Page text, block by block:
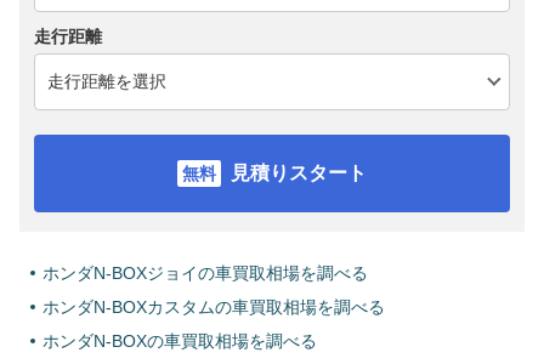
走行距離
見積りスタート
ホンダN-BOXジョイの車買取相場を調べる
ホンダN-BOXカスタムの車買取相場を調べる
ホンダN-BOXの車買取相場を調べる